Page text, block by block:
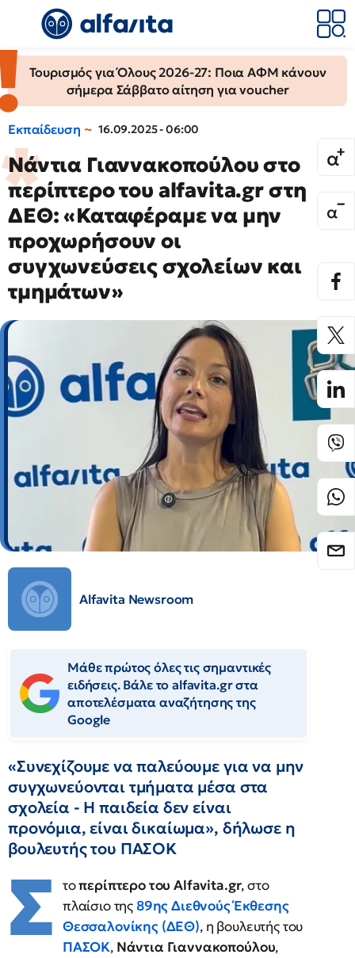
Τουρισμός για Όλους 2026-27: Ποια ΑΦΜ κάνουν
σήμερα Σάββατο αίτηση για voucher
Εκπαίδευση 16.09.2025 - 06:00
Νάντια Γιαννακοπούλου στο
περίπτερο του alfavita.gr στη
ΔΕΘ: «Καταφέραμε να μην
προχωρήσουν οι
συγχωνεύσεις σχολείων και
τμημάτων»
Alfavita Newsroom
Μάθε πρώτος όλες τις σημαντικές
ειδήσεις. Βάλε το alfavita.gr στα
αποτελέσματα αναζήτησης της
Google
«Συνεχίζουμε να παλεύουμε για να μην
συγχωνεύονται τμήματα μέσα στα
σχολεία - Η παιδεία δεν είναι
προνόμια, είναι δικαίωμα», δήλωσε η
βουλευτής του ΠΑΣΟΚ
Σ τοπερίπτερο του Alfavita.gr, στο
πλαίσιο της89ης Διεθνούς Έκθεσης
Θεσσαλονίκης (ΔΕΘ), η βουλευτής του
ΠΑΣΟΚ, Νάντια Γιαννακοπούλου,